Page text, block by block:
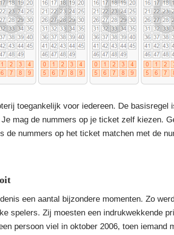
toegankelijk voor iedereen. De basisregel
mag de nummers op je ticket zelf kiezen.
de nummers op het ticket matchen met de
een aantal bijzondere momenten. Zo
spelers. Zij moesten een indrukwekkende
persoon viel in oktober 2006, toen iemand